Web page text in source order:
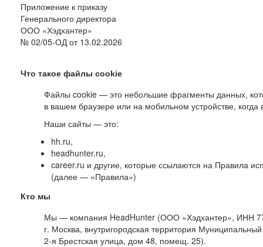
Приложение к приказу
Генерального директора
ООО «Хэдхантер»
№ 02/05-ОД от 13.02.2026
Что такое файлы cookie
Файлы cookie — это небольшие фрагменты данных,
в вашем браузере или на мобильном устройстве,
Наши сайты — это:
hh.ru,
headhunter.ru,
career.ru и другие, которые ссылаются на Правила
(далее — «Правила»)
Кто мы
Мы — компания HeadHunter (ООО «Хэдхантер», ИНН
г. Москва, внутригородская территория Муниципальный
2-я Брестская улица, дом 48, помещ. 25).